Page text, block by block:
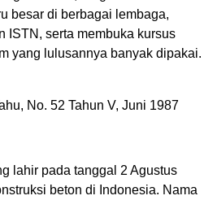
besar di berbagai lembaga,
ISTN, serta membuka kursus
yang lulusannya banyak dipakai.
No. 52 Tahun V, Juni 1987
lahir pada tanggal 2 Agustus
beton di Indonesia. Nama